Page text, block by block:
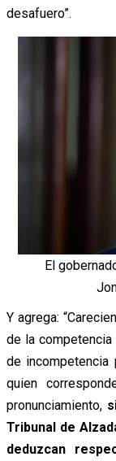
desafuero”.
El
Y agrega:
de la
de incompetencia
quien
pronunciamiento,
Tribunal de
deduzcan